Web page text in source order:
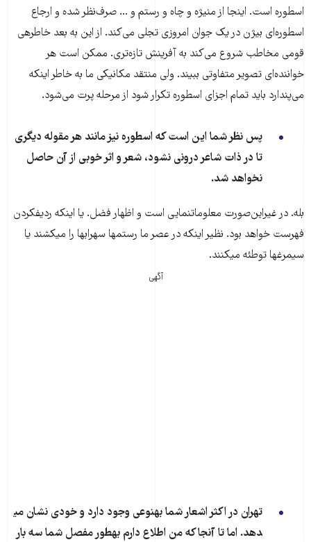
اسطوره است. اینجا از منیژه و چاه و رستم و ... صرف‌نظر شده و ارجاع
اسطوره‌ای بیژن در یک جوان امروزی تجلی می‌کند. از این به بعد خاطره​ی
قومی مخاطب شروع می‌کند به آفرینش تازه‌تری. ممکن است هر
خواننده‌ای تصویر متفاوتی ببیند. ولی منتقد مکانیکی ما به خاطر اینکه
می‌پندارد باید تمام اجزای اسطوره تکرار شود از مرحله پرت می‌شود.
پس نظر شما این است که اسطوره نیز مانند هر مقوله دیگری
تا در ذات شاعر درونی نشود، شعر و اثر خوبی از آن حاصل
نخواهد شد.
بله. در غیراین‌صورت معلومات​نمایی است و اظهار فضل. یا اینکه ردیف​کردن
فهرست خواهد بود. نظیر اینکه در عصر ما رستم​ها سهراب​ها را می​کشند یا
سیمر​غ​ها توطئه می​کنند.
آگهی
تهران در اکثر اشعار شما به​نوعی وجود دارد و خودی نشان می​
دهد. اما تا آنجا که من اطلاع دارم به​طور مفصل شما سه بار